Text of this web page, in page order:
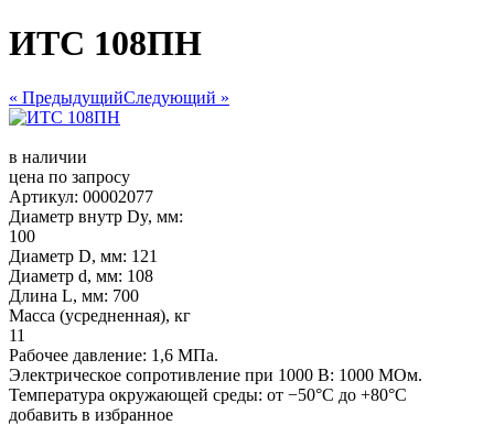
ИТС 108ПН
« ПредыдущийСледующий »
в наличии
цена по запросу
Артикул: 00002077
Диаметр внутр Dy, мм:
100
Диаметр D, мм: 121
Диаметр d, мм: 108
Длина L, мм: 700
Масса (усредненная), кг
11
Рабочее давление: 1,6 МПа.
Электрическое сопротивление при 1000 В: 1000 МОм.
Температура окружающей среды: от −50°С до +80°С
добавить в избранное